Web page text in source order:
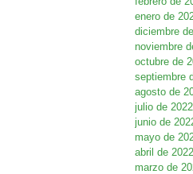
enero de
diciembre
noviembre
octubre de
septiembre
agosto de
julio de 2022
junio de
mayo de
abril de 2022
marzo de